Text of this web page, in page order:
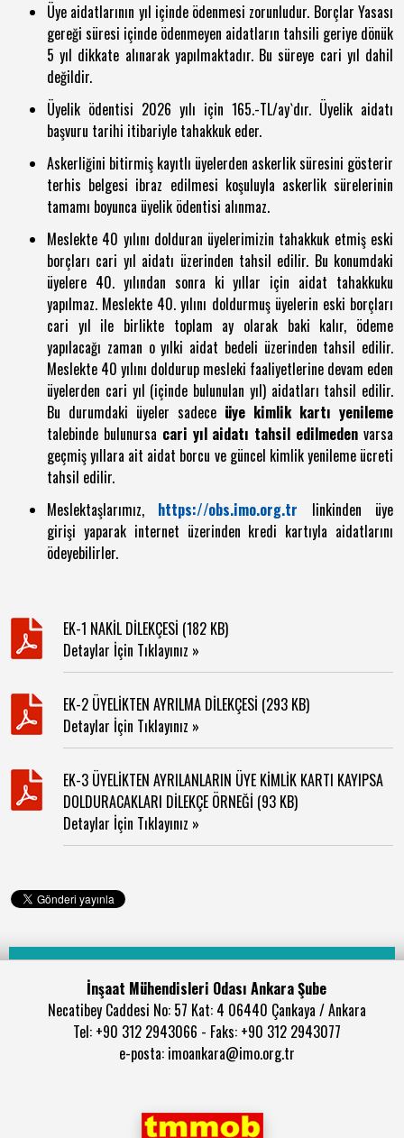
Üye aidatlarının yıl içinde ödenmesi zorunludur. Borçlar Yasası
gereği süresi içinde ödenmeyen aidatların tahsili geriye dönük
5 yıl dikkate alınarak yapılmaktadır. Bu süreye cari yıl dahil
değildir.
Üyelik ödentisi 2026 yılı için 165.-TL/ay`dır. Üyelik aidatı
başvuru tarihi itibariyle tahakkuk eder.
Askerliğini bitirmiş kayıtlı üyelerden askerlik süresini gösterir
terhis belgesi ibraz edilmesi koşuluyla askerlik sürelerinin
tamamı boyunca üyelik ödentisi alınmaz.
Meslekte 40 yılını dolduran üyelerimizin tahakkuk etmiş eski
borçları cari yıl aidatı üzerinden tahsil edilir. Bu konumdaki
üyelere 40. yılından sonra ki yıllar için aidat tahakkuku
yapılmaz. Meslekte 40. yılını doldurmuş üyelerin eski borçları
cari yıl ile birlikte toplam ay olarak baki kalır, ödeme
yapılacağı zaman o yılki aidat bedeli üzerinden tahsil edilir.
Meslekte 40 yılını doldurup mesleki faaliyetlerine devam eden
üyelerden cari yıl (içinde bulunulan yıl) aidatları tahsil edilir.
Bu durumdaki üyeler sadece üye kimlik kartı yenileme
talebinde bulunursa cari yıl aidatı tahsil edilmedenvarsa
geçmiş yıllara ait aidat borcu ve güncel kimlik yenileme ücreti
tahsil edilir.
Meslektaşlarımız, https://obs.imo.org.tr linkinden üye
girişi yaparak internet üzerinden kredi kartıyla aidatlarını
ödeyebilirler.
EK-1 NAKİL DİLEKÇESİ (182 KB)
Detaylar İçin Tıklayınız »
EK-2 ÜYELİKTEN AYRILMA DİLEKÇESİ (293 KB)
Detaylar İçin Tıklayınız »
EK-3 ÜYELİKTEN AYRILANLARIN ÜYE KİMLİK KARTI KAYIPSA
DOLDURACAKLARI DİLEKÇE ÖRNEĞİ (93 KB)
Detaylar İçin Tıklayınız »
İnşaat Mühendisleri Odası Ankara Şube
Necatibey Caddesi No: 57 Kat: 4 06440 Çankaya / Ankara
Tel: +90 312 2943066 - Faks: +90 312 2943077
e-posta: imoankara@imo.org.tr